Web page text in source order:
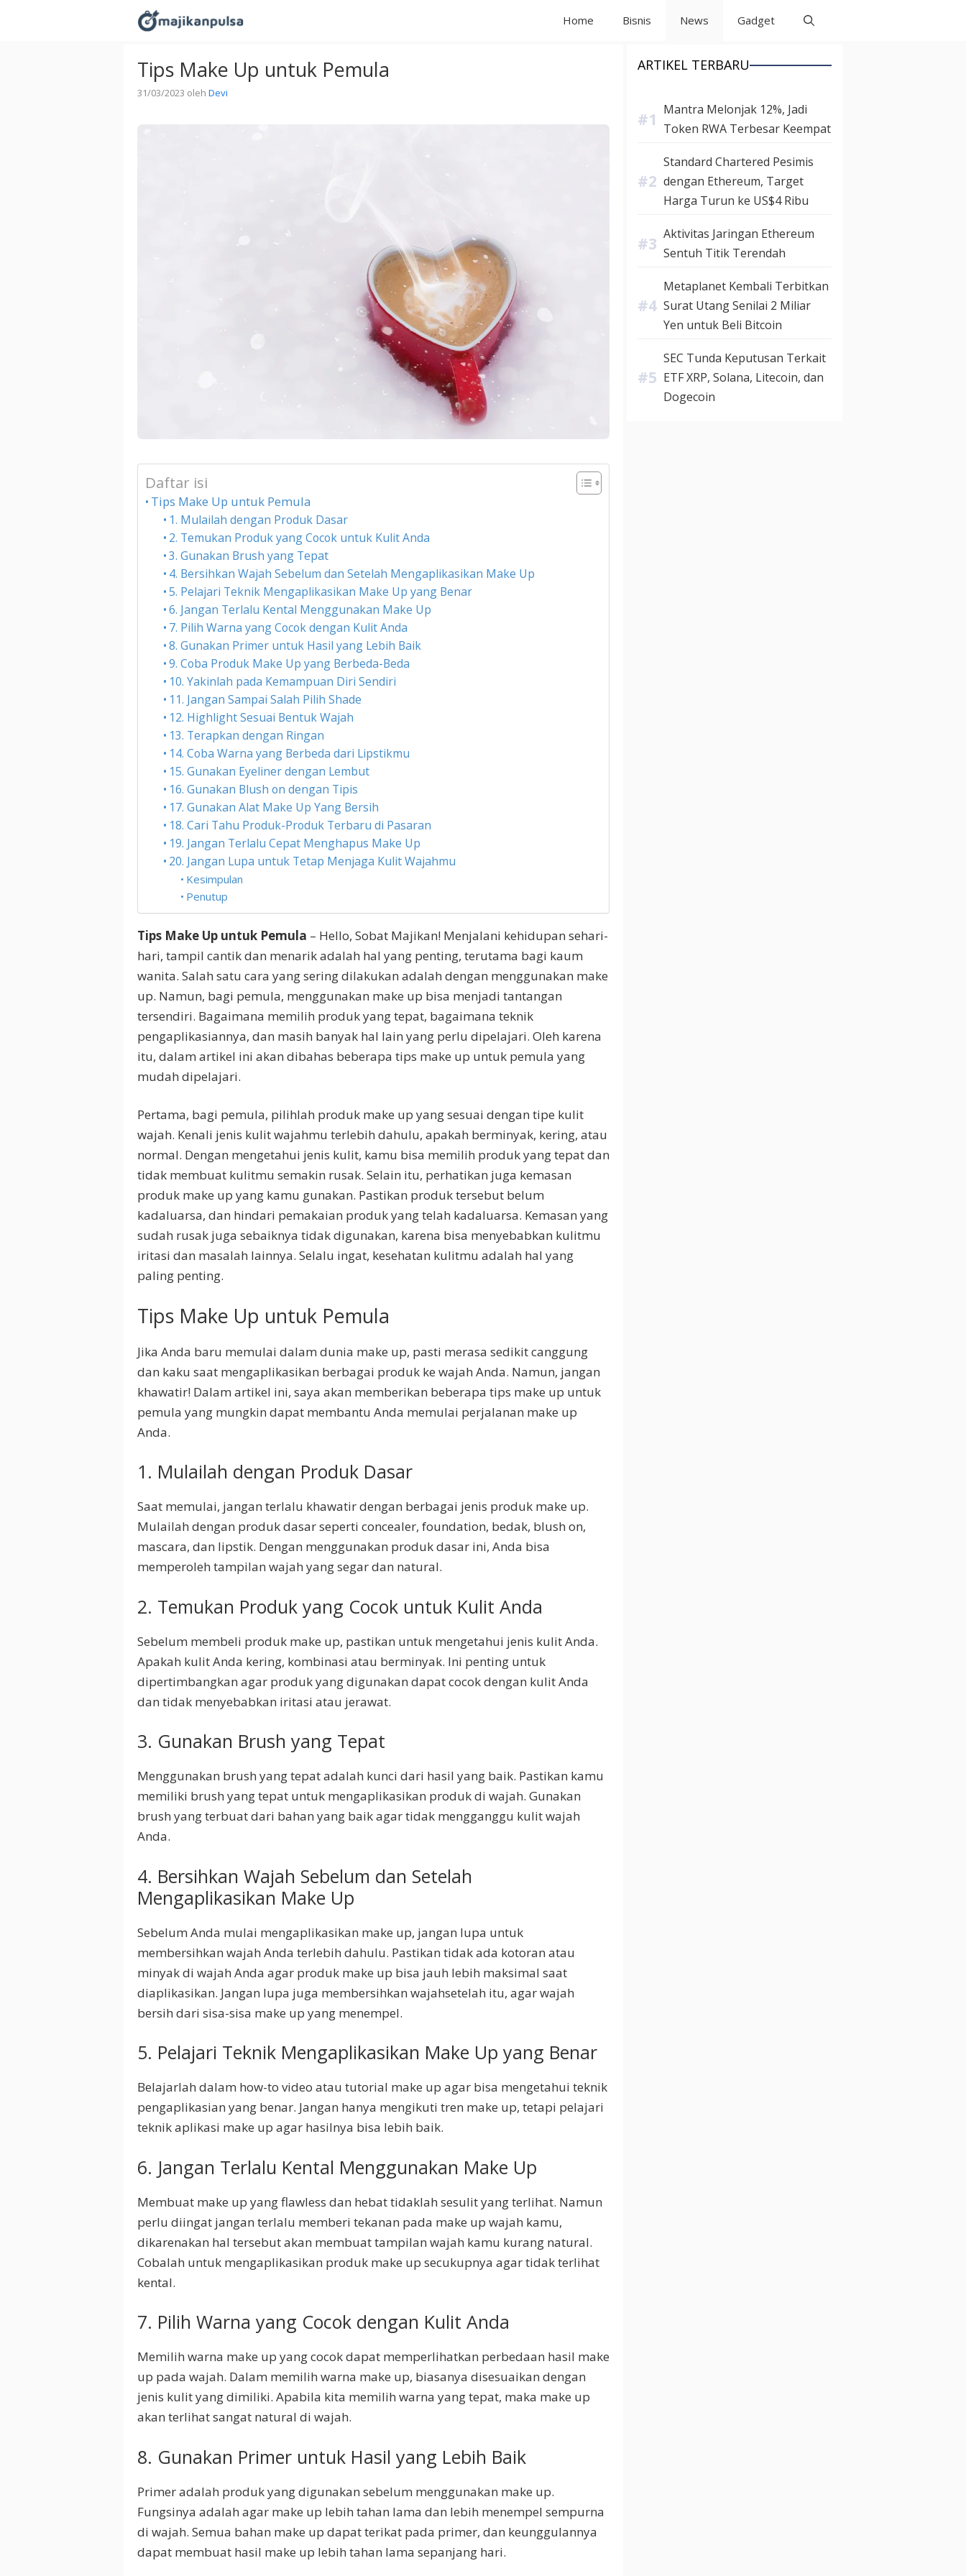
Home Bisnis News Gadget
Tips Make Up untuk Pemula
31/03/2023 oleh Devi
Daftar isi
Tips Make Up untuk Pemula
1. Mulailah dengan Produk Dasar
2. Temukan Produk yang Cocok untuk Kulit Anda
3. Gunakan Brush yang Tepat
4. Bersihkan Wajah Sebelum dan Setelah Mengaplikasikan Make Up
5. Pelajari Teknik Mengaplikasikan Make Up yang Benar
6. Jangan Terlalu Kental Menggunakan Make Up
7. Pilih Warna yang Cocok dengan Kulit Anda
8. Gunakan Primer untuk Hasil yang Lebih Baik
9. Coba Produk Make Up yang Berbeda-Beda
10. Yakinlah pada Kemampuan Diri Sendiri
11. Jangan Sampai Salah Pilih Shade
12. Highlight Sesuai Bentuk Wajah
13. Terapkan dengan Ringan
14. Coba Warna yang Berbeda dari Lipstikmu
15. Gunakan Eyeliner dengan Lembut
16. Gunakan Blush on dengan Tipis
17. Gunakan Alat Make Up Yang Bersih
18. Cari Tahu Produk-Produk Terbaru di Pasaran
19. Jangan Terlalu Cepat Menghapus Make Up
20. Jangan Lupa untuk Tetap Menjaga Kulit Wajahmu
Kesimpulan
Penutup
Tips Make Up untuk Pemula – Hello, Sobat Majikan! Menjalani kehidupan sehari-
hari, tampil cantik dan menarik adalah hal yang penting, terutama bagi kaum
wanita. Salah satu cara yang sering dilakukan adalah dengan menggunakan make
up. Namun, bagi pemula, menggunakan make up bisa menjadi tantangan
tersendiri. Bagaimana memilih produk yang tepat, bagaimana teknik
pengaplikasiannya, dan masih banyak hal lain yang perlu dipelajari. Oleh karena
itu, dalam artikel ini akan dibahas beberapa tips make up untuk pemula yang
mudah dipelajari.
Pertama, bagi pemula, pilihlah produk make up yang sesuai dengan tipe kulit
wajah. Kenali jenis kulit wajahmu terlebih dahulu, apakah berminyak, kering, atau
normal. Dengan mengetahui jenis kulit, kamu bisa memilih produk yang tepat dan
tidak membuat kulitmu semakin rusak. Selain itu, perhatikan juga kemasan
produk make up yang kamu gunakan. Pastikan produk tersebut belum
kadaluarsa, dan hindari pemakaian produk yang telah kadaluarsa. Kemasan yang
sudah rusak juga sebaiknya tidak digunakan, karena bisa menyebabkan kulitmu
iritasi dan masalah lainnya. Selalu ingat, kesehatan kulitmu adalah hal yang
paling penting.
Tips Make Up untuk Pemula
Jika Anda baru memulai dalam dunia make up, pasti merasa sedikit canggung
dan kaku saat mengaplikasikan berbagai produk ke wajah Anda. Namun, jangan
khawatir! Dalam artikel ini, saya akan memberikan beberapa tips make up untuk
pemula yang mungkin dapat membantu Anda memulai perjalanan make up
Anda.
1. Mulailah dengan Produk Dasar
Saat memulai, jangan terlalu khawatir dengan berbagai jenis produk make up.
Mulailah dengan produk dasar seperti concealer, foundation, bedak, blush on,
mascara, dan lipstik. Dengan menggunakan produk dasar ini, Anda bisa
memperoleh tampilan wajah yang segar dan natural.
2. Temukan Produk yang Cocok untuk Kulit Anda
Sebelum membeli produk make up, pastikan untuk mengetahui jenis kulit Anda.
Apakah kulit Anda kering, kombinasi atau berminyak. Ini penting untuk
dipertimbangkan agar produk yang digunakan dapat cocok dengan kulit Anda
dan tidak menyebabkan iritasi atau jerawat.
3. Gunakan Brush yang Tepat
Menggunakan brush yang tepat adalah kunci dari hasil yang baik. Pastikan kamu
memiliki brush yang tepat untuk mengaplikasikan produk di wajah. Gunakan
brush yang terbuat dari bahan yang baik agar tidak mengganggu kulit wajah
Anda.
4. Bersihkan Wajah Sebelum dan Setelah
Mengaplikasikan Make Up
Sebelum Anda mulai mengaplikasikan make up, jangan lupa untuk
membersihkan wajah Anda terlebih dahulu. Pastikan tidak ada kotoran atau
minyak di wajah Anda agar produk make up bisa jauh lebih maksimal saat
diaplikasikan. Jangan lupa juga membersihkan wajahsetelah itu, agar wajah
bersih dari sisa-sisa make up yang menempel.
5. Pelajari Teknik Mengaplikasikan Make Up yang Benar
Belajarlah dalam how-to video atau tutorial make up agar bisa mengetahui teknik
pengaplikasian yang benar. Jangan hanya mengikuti tren make up, tetapi pelajari
teknik aplikasi make up agar hasilnya bisa lebih baik.
6. Jangan Terlalu Kental Menggunakan Make Up
Membuat make up yang flawless dan hebat tidaklah sesulit yang terlihat. Namun
perlu diingat jangan terlalu memberi tekanan pada make up wajah kamu,
dikarenakan hal tersebut akan membuat tampilan wajah kamu kurang natural.
Cobalah untuk mengaplikasikan produk make up secukupnya agar tidak terlihat
kental.
7. Pilih Warna yang Cocok dengan Kulit Anda
Memilih warna make up yang cocok dapat memperlihatkan perbedaan hasil make
up pada wajah. Dalam memilih warna make up, biasanya disesuaikan dengan
jenis kulit yang dimiliki. Apabila kita memilih warna yang tepat, maka make up
akan terlihat sangat natural di wajah.
8. Gunakan Primer untuk Hasil yang Lebih Baik
Primer adalah produk yang digunakan sebelum menggunakan make up.
Fungsinya adalah agar make up lebih tahan lama dan lebih menempel sempurna
di wajah. Semua bahan make up dapat terikat pada primer, dan keunggulannya
dapat membuat hasil make up lebih tahan lama sepanjang hari.
ARTIKEL TERBARU
Mantra Melonjak 12%, Jadi
Token RWA Terbesar Keempat
Standard Chartered Pesimis
dengan Ethereum, Target
Harga Turun ke US$4 Ribu
Aktivitas Jaringan Ethereum
Sentuh Titik Terendah
Metaplanet Kembali Terbitkan
Surat Utang Senilai 2 Miliar
Yen untuk Beli Bitcoin
SEC Tunda Keputusan Terkait
ETF XRP, Solana, Litecoin, dan
Dogecoin